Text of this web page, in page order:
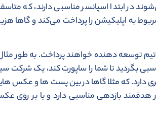
در ابتدا اسپانسر مناسبی دارند، که
به اپلیکیشن را پرداخت می‌کند و گاها
تیم توسعه دهنده خواهند پرداخت. به طور
بگردید تا شما را ساپورت کند، یک شرکت
دارد. که مثلا گاها در بین پست ها و عکس
بازدهی مناسبی دارد و یا بر روی